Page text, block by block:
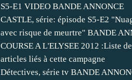
S5-E1 VIDEO BANDE ANNONCE
CASTLE, série: épisode S5-E2
avec risque de meurtre" BANDE
COURSE A L'ELYSEE 2012 :Liste
articles liés à cette campagne
Détectives, série tv BANDE